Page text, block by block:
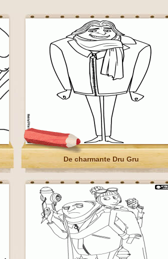
De charmante Dru Gru